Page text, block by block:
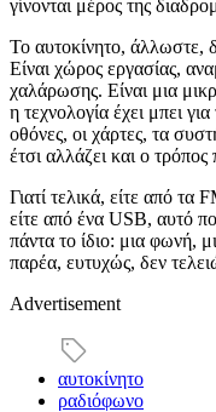
γίνονται μέρος της
Το αυτοκίνητο, άλλωστε,
Είναι χώρος εργασίας,
χαλάρωσης. Είναι μια
η τεχνολογία έχει μπει
οθόνες, οι χάρτες, τα
έτσι αλλάζει και ο
Γιατί τελικά, είτε από τα
είτε από ένα USB, αυτό
πάντα το ίδιο: μια φωνή,
παρέα, ευτυχώς, δεν
Advertisement
αυτοκίνητο
ραδιόφωνο